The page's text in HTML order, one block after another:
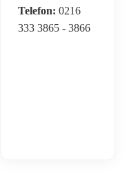
Telefon: 0216
333 3865 - 3866